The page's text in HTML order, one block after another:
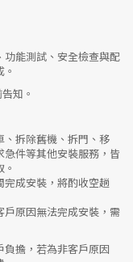
功能測試、安全檢查與配
知。
、拆除舊機、拆門、移
件等其他安裝服務，皆
完成安裝，將酌收空趟
戶原因無法完成安裝，需
負擔，若為非客戶原因